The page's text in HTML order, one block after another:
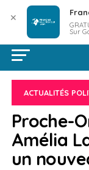
ACTUALITÉS
Proche-
Amélia
un
✕
Sur